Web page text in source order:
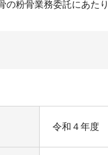
粉骨業務委託にあた
令和４年度